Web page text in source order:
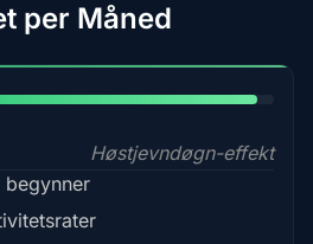
per Måned
Høstjevndøgn-effekt